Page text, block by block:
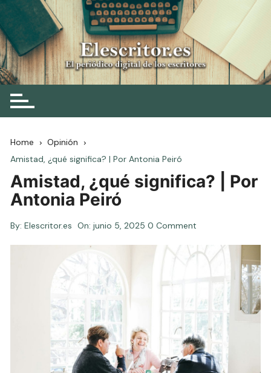
Skip
to
content
Elescritor.es
El periódico digital de los escritores
Home
Opinión
Amistad, ¿qué significa? | Por Antonia Peiró
Amistad, ¿qué significa? | Por
Antonia Peiró
By: Elescritor.es On:junio 5, 2025 0 Comment